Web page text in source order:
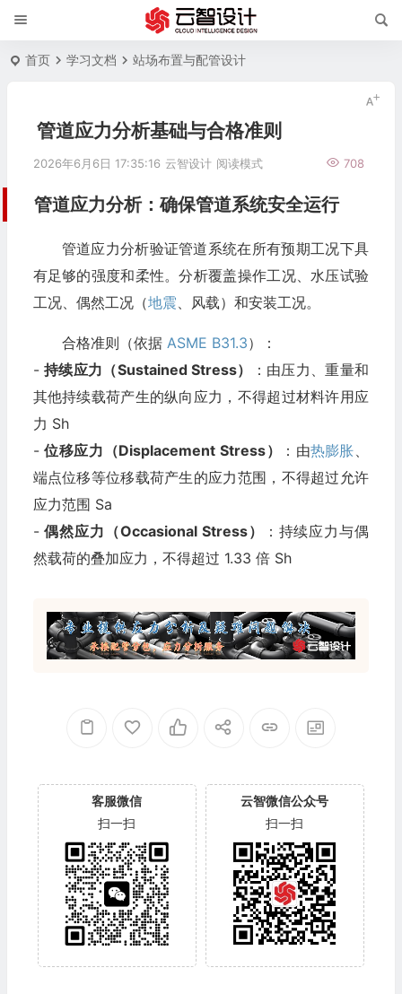
首页 学习文档 站场布置与配管设计
管道应力分析基础与合格准则
2026年6月6日 17:35:16 云智设计 708
阅读模式
管道应力分析：确保管道系统安全运行
管道应力分析验证管道系统在所有预期工况下具
有足够的强度和柔性。分析覆盖操作工况、水压试验
工况、偶然工况（地震、风载）和安装工况。
合格准则（依据 ASME B31.3）：
- 持续应力（Sustained Stress）
：由压力、重量和
其他持续载荷产生的纵向应力，不得超过材料许用应
力 Sh
-位移应力（Displacement Stress） ：由热膨胀、
端点位移等位移载荷产生的应力范围，不得超过允许
应力范围 Sa
-偶然应力（Occasional Stress）
：持续应力与偶
然载荷的叠加应力，不得超过 1.33 倍 Sh
客服微信
扫一扫
云智微信公众号
扫一扫